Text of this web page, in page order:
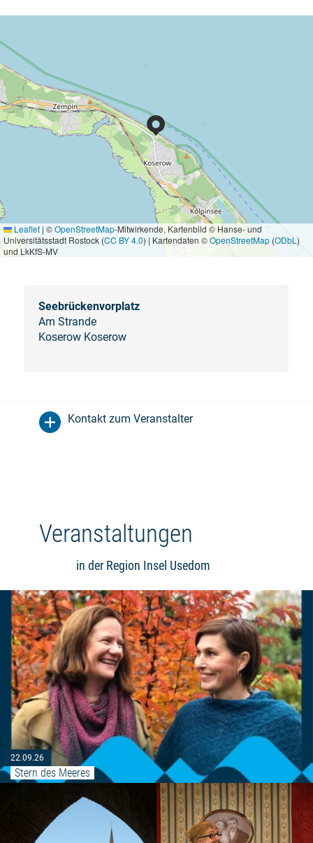
Leaflet | ©OpenStreetMap-Mitwirkende, Kartenbild © Hanse- und
Universitätsstadt Rostock (CC BY 4.0) | Kartendaten ©OpenStreetMap (ODbL )
und LkKfS-MV
Seebrückenvorplatz
Am Strande
Koserow Koserow
Kontakt zum Veranstalter
Veranstaltungen
in der Region Insel Usedom
22.09.26
Stern des Meeres
Weiterlesen: "Stadtführungen"